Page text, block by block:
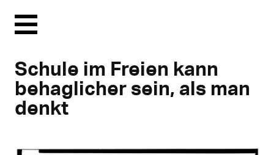
Menu
Schule im Freien kann
behaglicher sein, als man
denkt